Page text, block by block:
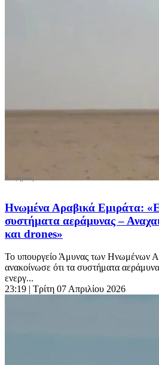
Ηνωμένα Αραβικά Εμιράτα:
συστήματα αεράμυνας –
και drones»
Το υπουργείο Άμυνας των Ηνωμένων
ανακοίνωσε ότι τα συστήματα
ενεργ...
23:19 | Τρίτη 07 Απριλίου 2026